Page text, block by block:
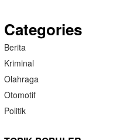
Categories
Berita
Kriminal
Olahraga
Otomotif
Politik